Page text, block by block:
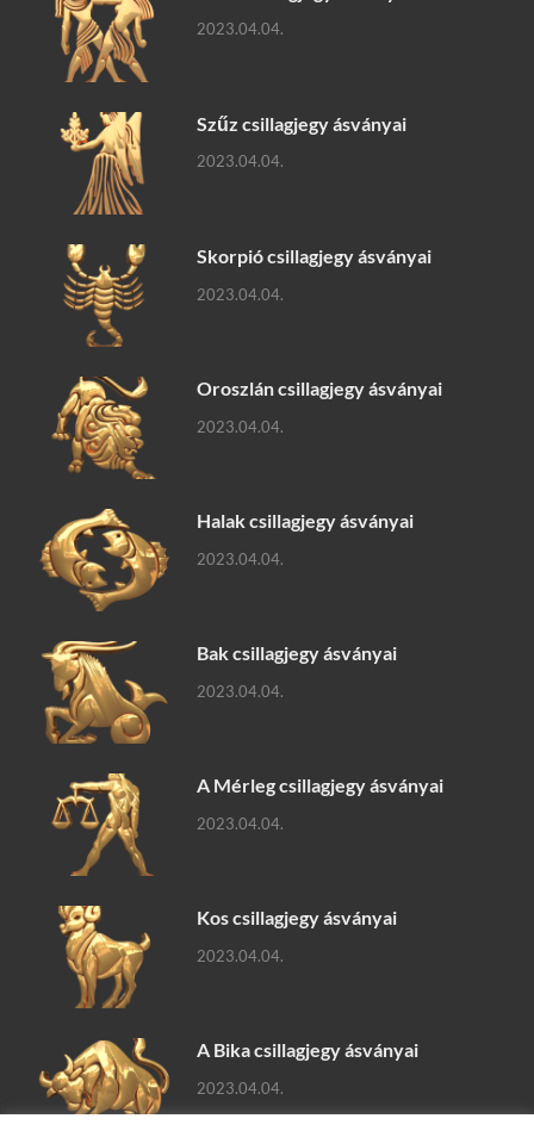
2023.04.04.
Szűz csillagjegy ásványai
2023.04.04.
Skorpió csillagjegy ásványai
2023.04.04.
Oroszlán csillagjegy ásványai
2023.04.04.
Halak csillagjegy ásványai
2023.04.04.
Bak csillagjegy ásványai
2023.04.04.
A Mérleg csillagjegy ásványai
2023.04.04.
Kos csillagjegy ásványai
2023.04.04.
A Bika csillagjegy ásványai
2023.04.04.